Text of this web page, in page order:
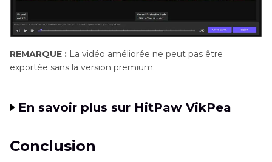
REMARQUE : La vidéo améliorée ne peut pas être
exportée sans la version premium.
En savoir plus sur HitPaw VikPea
Conclusion